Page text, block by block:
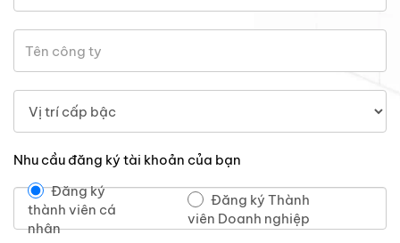
Nhu cầu đăng ký tài khoản của bạn
Đăng ký
thành viên cá
nhân
Đăng ký Thành
viên Doanh nghiệp